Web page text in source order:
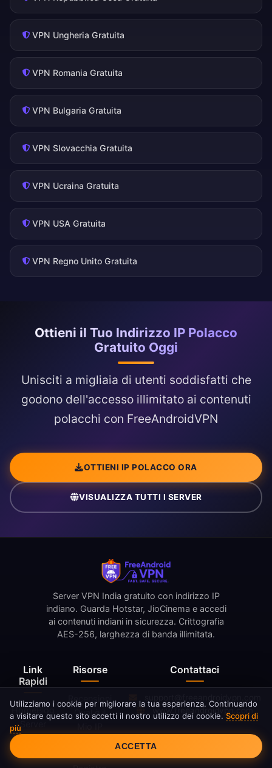
VPN Ungheria Gratuita
VPN Romania Gratuita
VPN Bulgaria Gratuita
VPN Slovacchia Gratuita
VPN Ucraina Gratuita
VPN USA Gratuita
VPN Regno Unito Gratuita
Ottieni il Tuo Indirizzo IP Polacco
Gratuito Oggi
Unisciti a migliaia di utenti soddisfatti che
godono dell'accesso illimitato ai contenuti
polacchi con FreeAndroidVPN
OTTIENI IP POLACCO ORA
VISUALIZZA TUTTI I SERVER
Link
Rapidi
HomeBlog
Chi Siamo
Risorse
Recensioni
Qual è il
Server VPN India gratuito con indirizzo IP
indiano. Guarda Hotstar, JioCinema e accedi
ai contenuti indiani in sicurezza. Crittografia
AES-256, larghezza di banda illimitata.
Contattaci
www.freeandroidvpn.com
Consenso ai Cookie
Utilizziamo i cookie per migliorare la tua esperienza. Continuando
a visitare questo sito accetti il nostro utilizzo dei cookie. Scopri di
più
ACCETTA